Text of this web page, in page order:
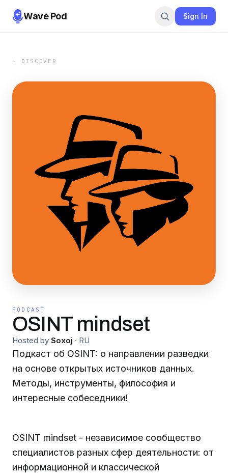
Wave Pod Sign In
← DISCOVER
PODCAST
OSINT mindset
Hosted by Soxoj · RU
Подкаст об OSINT: о направлении разведки
на основе открытых источников данных.
Методы, инструменты, философия и
интересные собеседники!
OSINT mindset - независимое сообщество
специалистов разных сфер деятельности: от
информационной и классической